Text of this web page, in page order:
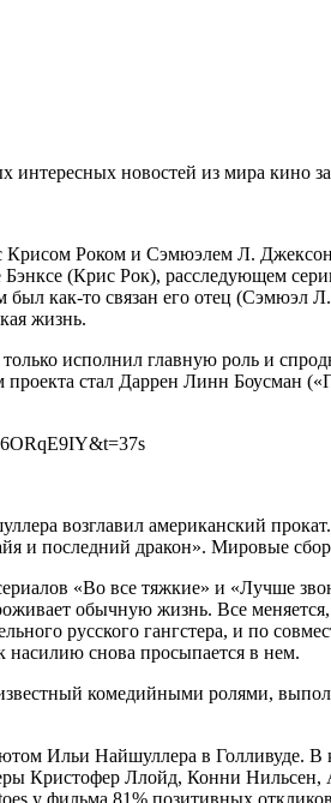
интересных новостей из мира кино
Роком и Сэмюэлем Л.
Бэнксе (Крис Рок), расследующем
как-то связан его отец
жизнь.
исполнил главную роль и
стал Даррен Линн Боусман
возглавил американский
и последний дракон». Мировые
«Во все тяжкие» и «Лучше
обычную жизнь. Все
русского гангстера, и по
насилию снова просыпается в нем.
комедийными ролями,
Ильи Найшуллера в Голливуде.
Кристофер Ллойд, Конни
у фильма 81% позитивных